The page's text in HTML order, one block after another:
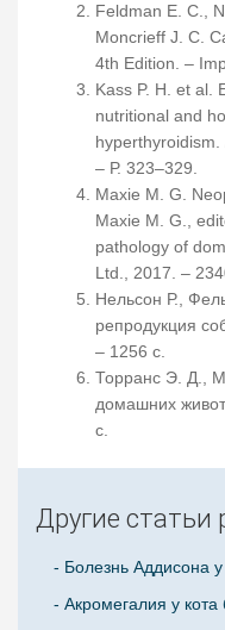
Feldman E. C.,
Moncrieff J. C.
4th Edition. –
Kass P. H. et al.
nutritional and
– Р. 323–329.
Maxie M. G.
Maxie M. G.,
pathology of
Ltd., 2017. –
Нельсон Р.,
репродукция
– 1256 с.
Торранс Э. Д.,
домашних
с.
Другие статьи
- Болезнь Аддисона
- Акромегалия у кота